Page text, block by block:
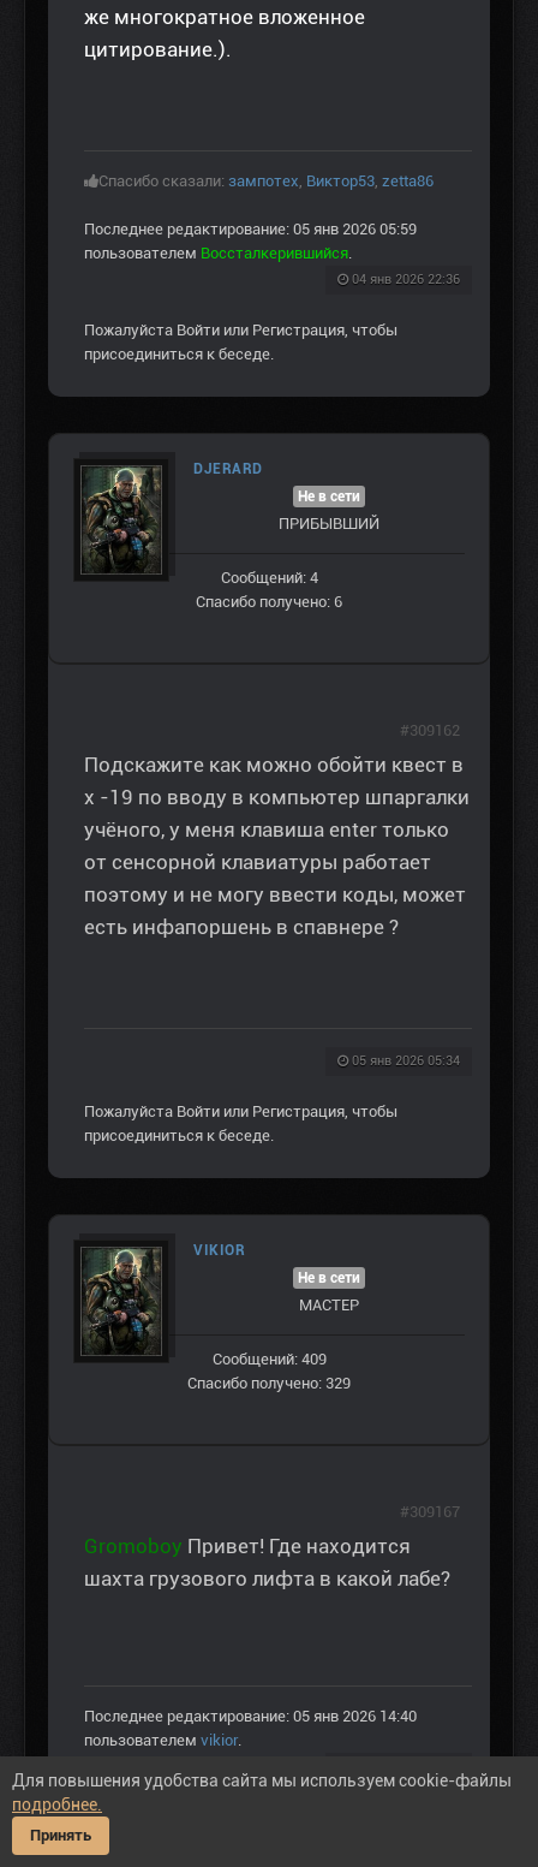
же многократное вложенное
цитирование.).
Спасибо сказали: зампотех, Виктор53, zetta86
Последнее редактирование: 05 янв 2026 05:59
пользователем Воссталкерившийся.
04 янв 2026 22:36
Пожалуйста Войти или Регистрация, чтобы
присоединиться к беседе.
DJERARD
Не в сети
ПРИБЫВШИЙ
Сообщений: 4
Спасибо получено: 6
Подскажите как можно обойти квест в
х -19 по вводу в компьютер шпаргалки
учёного, у меня клавиша enter только
от сенсорной клавиатуры работает
поэтому и не могу ввести коды, может
есть инфапоршень в спавнере ?
05 янв 2026 05:34
#309162
Пожалуйста Войти или Регистрация, чтобы
присоединиться к беседе.
VIKIOR
Не в сети
МАСТЕР
Сообщений: 409
Спасибо получено: 329
Gromoboy Привет! Где находится
шахта грузового лифта в какой лабе?
Последнее редактирование: 05 янв 2026 14:40
пользователем vikior.
#309167
Пожалуйста
присоединиться к беседе.
Для повышения удобства сайта мы используем cookie-файлы
подробнее.
Принять